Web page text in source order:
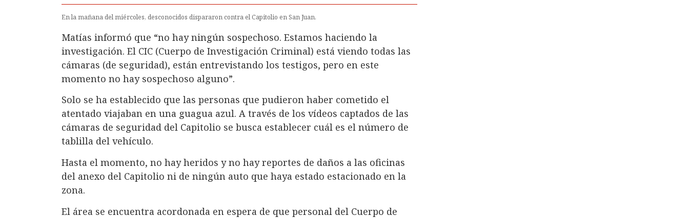
En la mañana del miércoles, desconocidos dispararon contra el Capitolio en San Juan.
Matías informó que “no hay ningún sospechoso. Estamos haciendo la
investigación. El CIC (Cuerpo de Investigación Criminal) está viendo todas las
cámaras (de seguridad), están entrevistando los testigos, pero en este
momento no hay sospechoso alguno”.
Solo se ha establecido que las personas que pudieron haber cometido el
atentado viajaban en una guagua azul. A través de los vídeos captados de las
cámaras de seguridad del Capitolio se busca establecer cuál es el número de
tablilla del vehículo.
Hasta el momento, no hay heridos y no hay reportes de daños a las oficinas
del anexo del Capitolio ni de ningún auto que haya estado estacionado en la
zona.
El área se encuentra acordonada en espera de que personal del Cuerpo de